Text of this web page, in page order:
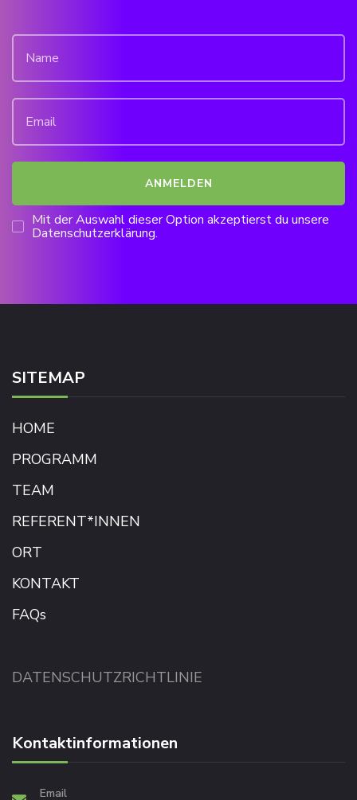
Mit der Auswahl dieser Option akzeptierst du unsere
Datenschutzerklärung.
SITEMAP
HOME
PROGRAMM
TEAM
REFERENT*INNEN
ORT
KONTAKT
FAQs
DATENSCHUTZRICHTLINIE
Kontaktinformationen
Email